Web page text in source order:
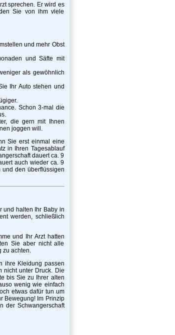
sprechen. Er wird es
Sie von ihm viele
und mehr Obst
und Säfte mit
als gewöhnlich
Ihr Auto stehen und
Schon 3-mal die
die gern mit Ihnen
joggen will.
Sie erst einmal eine
in Ihren Tagesablauf
dauert ca. 9
auch wieder ca. 9
den überflüssigen
und halten Ihr Baby in
werden, schließlich
und Ihr Arzt hatten
Sie aber nicht alle
achten.
ihre Kleidung passen
nicht unter Druck. Die
bis Sie zu Ihrer alten
wenig wie einfach
etwas dafür tun um
Bewegung! Im Prinzip
der Schwangerschaft